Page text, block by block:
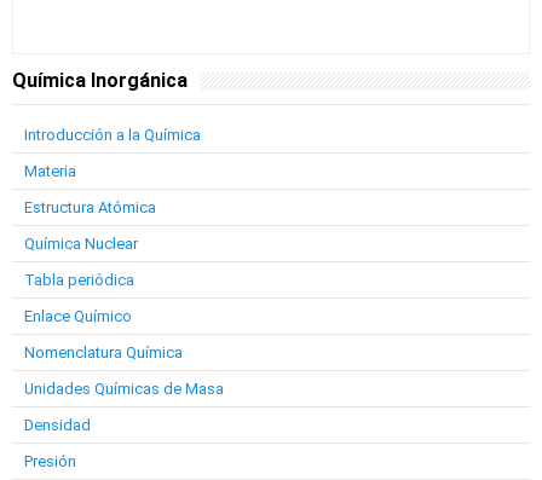
Química Inorgánica
Introducción a la Química
Materia
Estructura Atómica
Química Nuclear
Tabla periódica
Enlace Químico
Nomenclatura Química
Unidades Químicas de Masa
Densidad
Presión